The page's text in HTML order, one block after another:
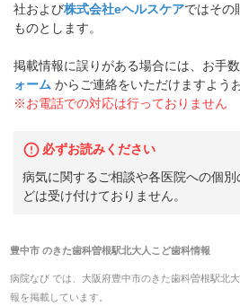
社および株式会社eヘルスケアではその
ものとします。
掲載情報に誤りがある場合には、お手数
ォーム からご連絡をいただけますよう
※お電話での対応は行っておりません
必ずお読みください
病気に関するご相談や各医院への個
どは受け付けておりません。
豊中市のきた歯科曽根駅北大人こど歯科情報
病院なび では、 大阪府豊中市のきた歯科曽根駅北
報を掲載しています。